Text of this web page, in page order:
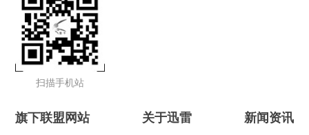
扫描手机站
旗下联盟网站 关于迅雷 新闻资讯